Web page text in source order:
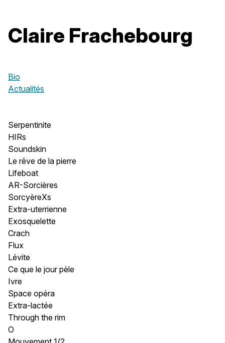
Claire Frachebourg
Bio
Actualités
Serpentinite
HIRs
Soundskin
Le rêve de la pierre
Lifeboat
AR-Sorcières
SorcyèreXs
Extra-uterrienne
Exosquelette
Crach
Flux
Lévite
Ce que le jour pèle
Ivre
Space opéra
Extra-lactée
Through the rim
O